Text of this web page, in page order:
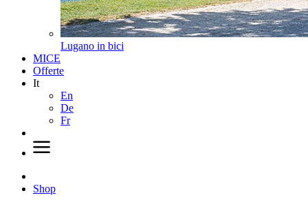
Lugano in bici
MICE
Offerte
It
En
De
Fr
Shop